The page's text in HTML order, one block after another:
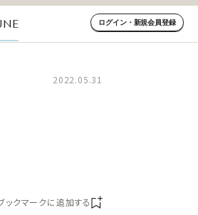
ログイン・新規会員登録
2022.05.31
ックマークに追加する